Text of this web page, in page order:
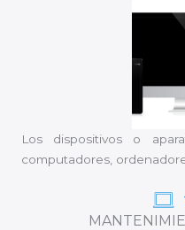
Los dispositivos o
computadores,